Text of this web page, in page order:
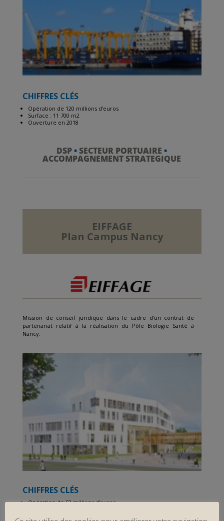
CHIFFRES CLÉS
Opération de 120 millions d’euros
Surface : 11 700 m2
Ouverture en 2018
DSP• SECTEUR PORTUAIRE•
ACCOMPAGNEMENT STRATEGIQUE
EIFFAGE
Plan Campus Nancy
Mission de conseil juridique dans le cadre d’un contrat de
partenariat relatif à la réalisation du Pôle Biologie Santé à
Nancy.
CHIFFRES CLÉS
Opération de 52 millions d’euros
Ouverture prévue en 2018